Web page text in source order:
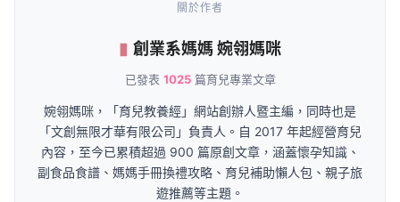
關於作者
創業系媽媽 婉翎媽咪
已發表 1025篇育兒專業文章
婉翎媽咪，「育兒教養經」網站創辦人暨主編，同時也是
「文創無限才華有限公司」負責人。自 2017 年起經營育兒
內容，至今已累積超過 900 篇原創文章，涵蓋懷孕知識、
副食品食譜、媽媽手冊換禮攻略、育兒補助懶人包、親子旅
遊推薦等主題。